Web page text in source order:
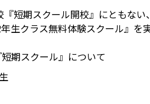
短期スクール開校』にともない
生クラス無料体験スクール』
期スクール』について